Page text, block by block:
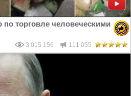
торговле человеческими
3 015 156 111 055